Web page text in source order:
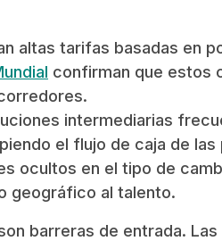
altas tarifas basadas en
confirman que estos
intermediarias
el flujo de caja de las
ocultos en el tipo de
geográfico al talento.
barreras de entrada.